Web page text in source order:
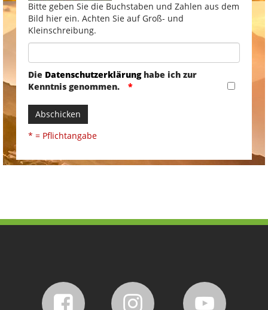
Bitte geben Sie die Buchstaben und Zahlen aus dem
Bild hier ein. Achten Sie auf Groß- und
Kleinschreibung.
Die Datenschutzerklärunghabe ich zur
Kenntnis genommen.
Abschicken
* = Pflichtangabe